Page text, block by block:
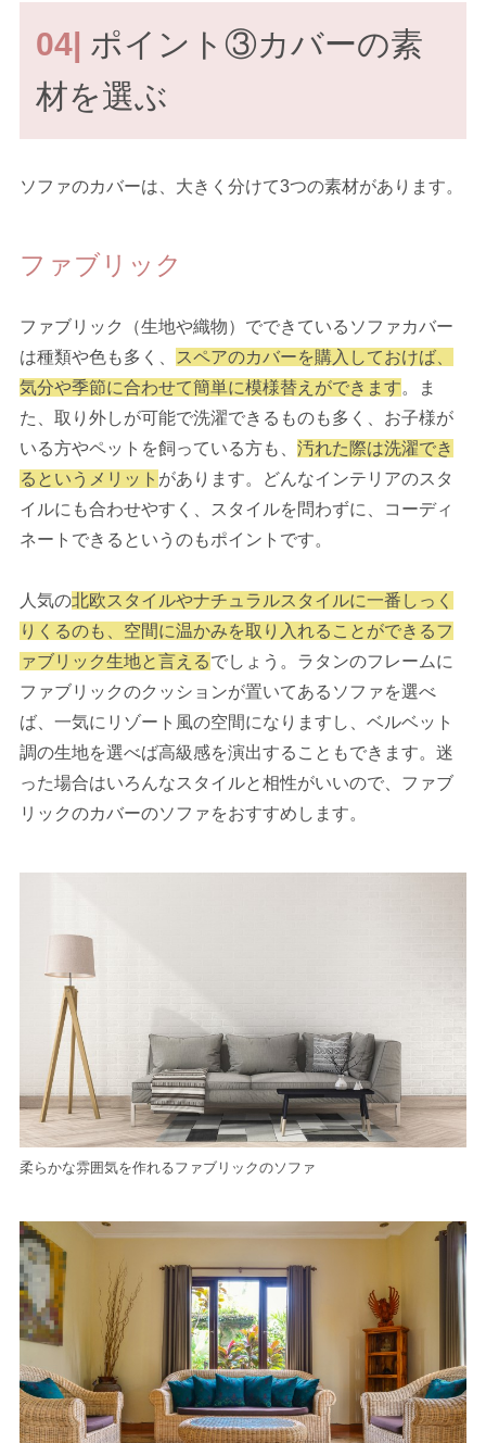
04| ポイント③カバーの素
材を選ぶ
ソファのカバーは、大きく分けて3つの素材があります。
ファブリック
ファブリック（生地や織物）でできているソファカバー
は種類や色も多く、
スペアのカバーを購入しておけば、
気分や季節に合わせて簡単に模様替えができます。ま
た、取り外しが可能で洗濯できるものも多く、お子様が
いる方やペットを飼っている方も、 汚れた際は洗濯でき
るというメリット があります。どんなインテリアのスタ
イルにも合わせやすく、スタイルを問わずに、コーディ
ネートできるというのもポイントです。
人気の北欧スタイルやナチュラルスタイルに一番しっく
りくるのも、空間に温かみを取り入れることができるフ
ァブリック生地と言えるでしょう。ラタンのフレームに
ファブリックのクッションが置いてあるソファを選べ
ば、一気にリゾート風の空間になりますし、ベルベット
調の生地を選べば高級感を演出することもできます。迷
った場合はいろんなスタイルと相性がいいので、ファブ
リックのカバーのソファをおすすめします。
柔らかな雰囲気を作れるファブリックのソファ